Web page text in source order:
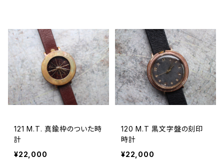
121 M.T. 真鍮枠のついた時
計
¥22,000
120 M.T 黒文字盤の刻印
時計
¥22,000